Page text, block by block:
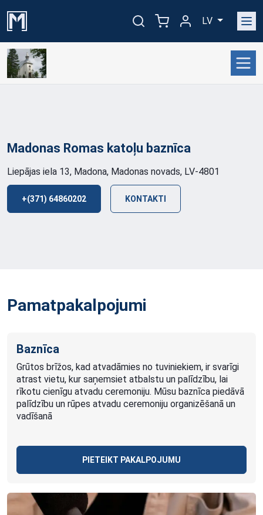
LV
Madonas Romas katoļu baznīca
Liepājas iela 13, Madona, Madonas novads, LV-4801
+(371) 64860202 KONTAKTI
Pamatpakalpojumi
Baznīca
Grūtos brīžos, kad atvadāmies no tuviniekiem, ir svarīgi
atrast vietu, kur saņemsiet atbalstu un palīdzību, lai
rīkotu cienīgu atvadu ceremoniju. Mūsu baznīca piedāvā
palīdzību un rūpes atvadu ceremoniju organizēšanā un
vadīšanā
PIETEIKT PAKALPOJUMU